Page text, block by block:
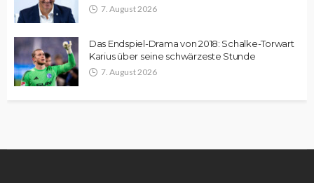
7. August 2026
Das Endspiel-Drama von 2018: Schalke-Torwart
Karius über seine schwärzeste Stunde
7. August 2026